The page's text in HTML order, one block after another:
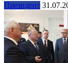
Президент